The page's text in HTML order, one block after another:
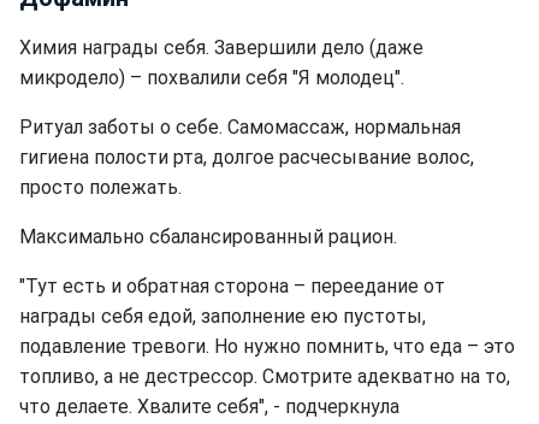
Химия награды себя. Завершили дело (даже
микродело) – похвалили себя "Я молодец".
Ритуал заботы о себе. Самомассаж, нормальная
гигиена полости рта, долгое расчесывание волос,
просто полежать.
Максимально сбалансированный рацион.
"Тут есть и обратная сторона – переедание от
награды себя едой, заполнение ею пустоты,
подавление тревоги. Но нужно помнить, что еда – это
топливо, а не дестрессор. Смотрите адекватно на то,
что делаете. Хвалите себя", - подчеркнула